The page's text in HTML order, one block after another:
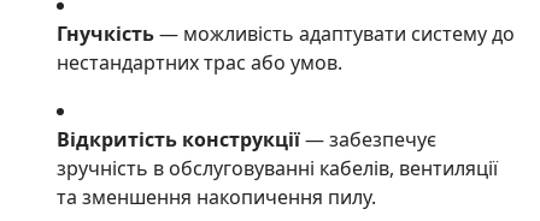
Гнучкість— можливість адаптувати систему до
нестандартних трас або умов.
Відкритість конструкції— забезпечує
зручність в обслуговуванні кабелів, вентиляції
та зменшення накопичення пилу.